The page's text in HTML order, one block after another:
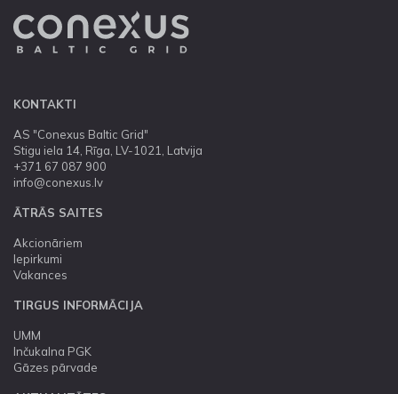
KONTAKTI
AS "Conexus Baltic Grid"
Stigu iela 14, Rīga, LV-1021, Latvija
+371 67 087 900
info@conexus.lv
ĀTRĀS SAITES
Akcionāriem
Iepirkumi
Vakances
TIRGUS INFORMĀCIJA
UMM
Inčukalna PGK
Gāzes pārvade